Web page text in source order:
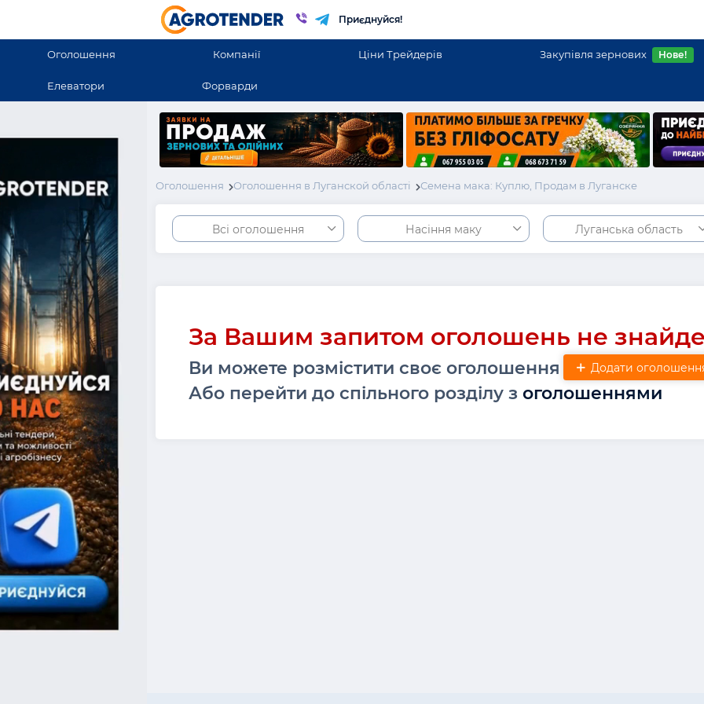
Приєднуйся!
Оголошення Компанії Ціни Трейдерів Закупівля зернових Нове!
Елеватори Форварди
Оголошення Оголошення в Луганской області Семена мака: Куплю, Продам в Луганске
Всі оголошення Насіння маку Луганська область
За Вашим запитом оголошень не
Ви можете розмістити своє оголошення Додати
Або перейти до спільного розділу з оголошеннями